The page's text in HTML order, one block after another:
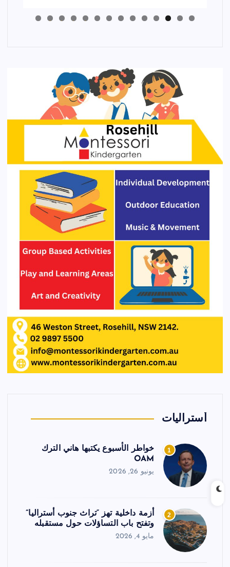
أستراليات
1
خواطر الأسبوع يكتبها هاني الترك
OAM
يونيو 26, 2026
2
أزمة داخلية تهز “تراث جنوب أستراليا”
وتفتح باب التساؤلات حول مستقبله
مايو 4, 2026